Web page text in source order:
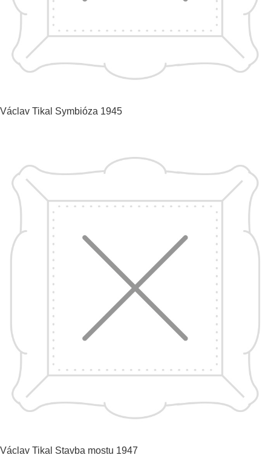
Václav Tikal Symbióza 1945
Václav Tikal Stavba mostu 1947